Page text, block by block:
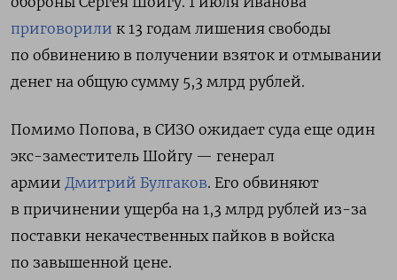
приговорили к 13 годам лишения свободы
по обвинению в получении взяток и отмывании
денег на общую сумму 5,3 млрд рублей.
Помимо Попова, в СИЗО ожидает суда еще один
экс-заместитель Шойгу — генерал
армии Дмитрий Булгаков. Его обвиняют
в причинении ущерба на 1,3 млрд рублей из-за
поставки некачественных пайков в войска
по завышенной цене.